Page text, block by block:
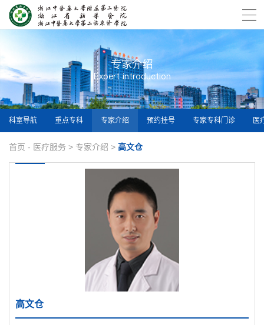
专家介绍
Expert introduction
科室导航 重点专科 专家介绍 预约挂号 专家专科门诊 医
首页 - 医疗服务 > 专家介绍 > 高文仓
高文仓